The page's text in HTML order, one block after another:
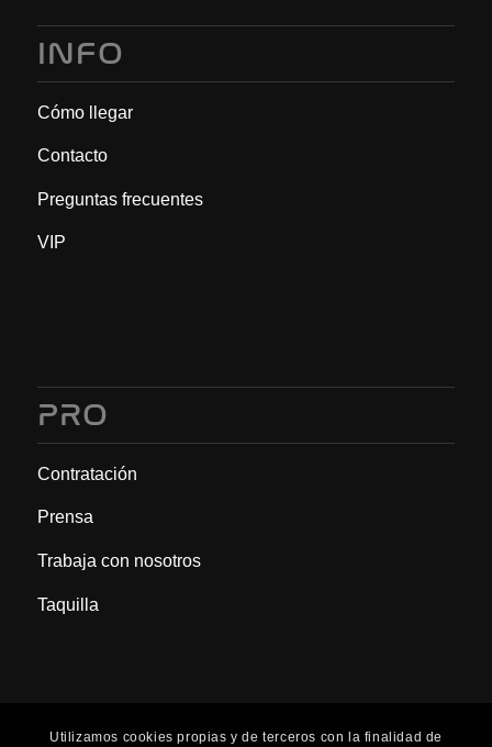
INFO
Cómo llegar
Contacto
Preguntas frecuentes
VIP
PRO
Contratación
Prensa
Trabaja con nosotros
Taquilla
Utilizamos cookies propias y de terceros con la finalidad de